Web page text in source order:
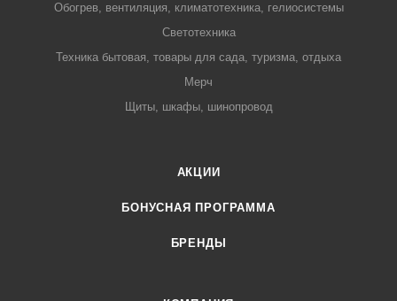
Обогрев, вентиляция, климатотехника, гелиосистемы
Светотехника
Техника бытовая, товары для сада, туризма, отдыха
Мерч
Щиты, шкафы, шинопровод
АКЦИИ
БОНУСНАЯ ПРОГРАММА
БРЕНДЫ